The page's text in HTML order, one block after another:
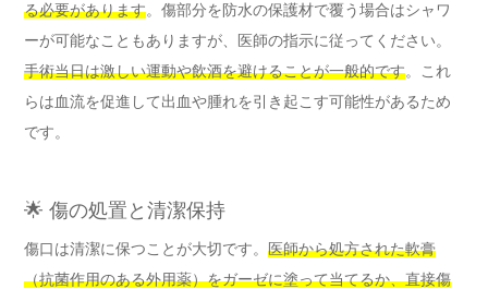
る必要があります。傷部分を防水の保護材で覆う場合はシャワ
ーが可能なこともありますが、医師の指示に従ってください。
手術当日は激しい運動や飲酒を避けることが一般的です。これ
らは血流を促進して出血や腫れを引き起こす可能性があるため
です。
🌟 傷の処置と清潔保持
傷口は清潔に保つことが大切です。 医師から処方された軟膏
（抗菌作用のある外用薬）をガーゼに塗って当てるか、直接傷